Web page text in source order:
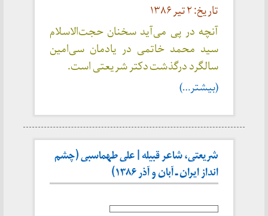
تاریخ: ۲ تیر ۱۳۸۶
آنچه در پی می‌آید سخنان حجت‌الاسلام
سید محمد خاتمی در یادمان سی‌امین
سالگرد درگذشت دکتر شریعتی است.
(بیشتر…)
شریعتی، شاعر قبیله | علی طهماسبی (چشم
انداز ایران ـ آبان و آذر ۱۳۸۶)